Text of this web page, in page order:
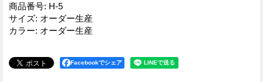
商品番号: H-5
サイズ: オーダー生産
カラー: オーダー生産
Facebookでシェア